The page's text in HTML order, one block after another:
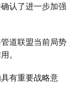
认了进一步加强
道联盟当前局势
。
有重要战略意